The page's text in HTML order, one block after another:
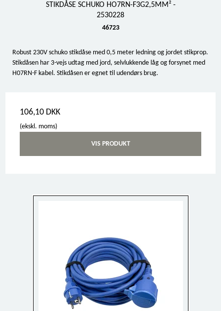
STIKDÅSE SCHUKO HO7RN-F3G2,5MM² -
2530228
46723
Robust 230V schuko stikdåse med 0,5 meter ledning og jordet stikprop.
Stikdåsen har 3-vejs udtag med jord, selvlukkende låg og forsynet med
H07RN-F kabel. Stikdåsen er egnet til udendørs brug.
106,10 DKK
(ekskl. moms)
VIS PRODUKT